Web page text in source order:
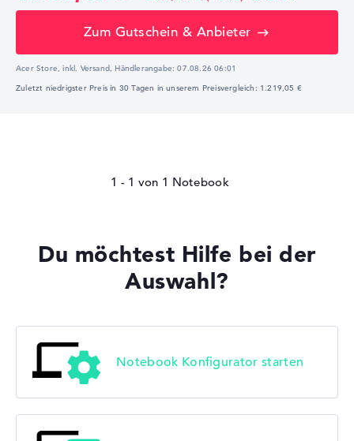
Zum Gutschein & Anbieter
Acer Store, inkl. Versand, Händlerangabe:07.08.26 06:01
Zuletzt niedrigster Preis in 30 Tagen in unserem Preisvergleich: 1.219,05 €
1 - 1 von 1
Du möchtest Hilfe bei der
Auswahl?
Notebook Konfigurator starten